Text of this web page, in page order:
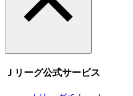
Ｊリーグ公式サービス